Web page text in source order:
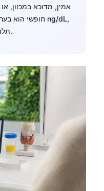
אמין, מדוכא במכוון,
בערך 10-23 pmol/L, תלוי במעבדה.